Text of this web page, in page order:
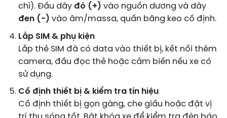
chì). Đấu dây đỏ (+) vào nguồn dương và dây
đen (-) vào âm/massa, quấn băng keo cố định.
Lắp SIM & phụ kiện
Lắp thẻ SIM đã có data vào thiết bị, kết nối thêm
camera, đầu đọc thẻ hoặc cảm biến nếu xe có
sử dụng.
Cố định thiết bị & kiểm tra tín hiệu
Cố định thiết bị gọn gàng, che giấu hoặc đặt vị